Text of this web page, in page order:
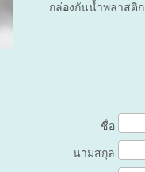
กล่องกันน้ำพลาสติก
ชื่อ
นามสกุล